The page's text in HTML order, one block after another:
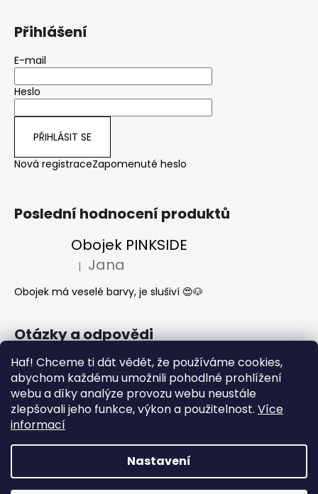
Haf! Chceme ti dát vědět, že používáme cookies,
abychom každému umožnili pohodlné prohlížení
webu a díky analýze provozu webu neustále
zlepšovali jeho funkce, výkon a použitelnost. Více
informací
Nastavení
Přihlášení
E-mail
Heslo
PŘIHLÁSIT SE
Nová registraceZapomenuté heslo
Poslední hodnocení produktů
Obojek PINKSIDE
Hodnocení produktu je 5 z 5 hvězdiček.
| Jana
Obojek má veselé barvy, je slušiví 😍🐶
Otázky a odpovědi
Jak se start o látkové obojky a vodítka?
Kdy mi dorazí moje objednávka?
Nejčastější dotazy- Co může a nemůže
pes jíst